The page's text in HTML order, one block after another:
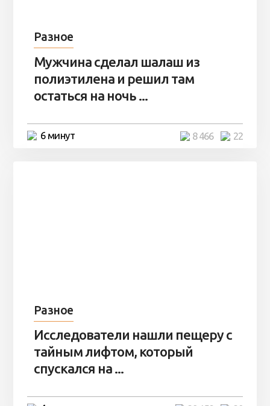
Разное
Мужчина сделал шалаш из
полиэтилена и решил там
остаться на ночь ...
6 минут 22
8 466
Разное
Исследователи нашли пещеру с
тайным лифтом, который
спускался на ...